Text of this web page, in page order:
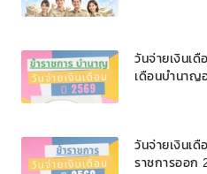
วันจ่ายเงินเ
เดือนบำนาญ
วันจ่ายเงินเ
ราชการออก